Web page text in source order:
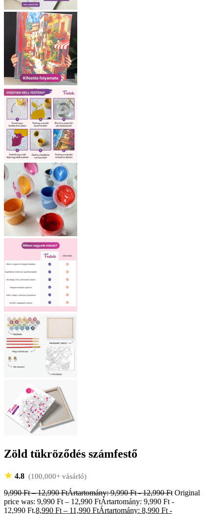
Zöld tükröződés számfestő
★ 4.8 (100,000+ vásárló)
9,990Ft – 12,990FtÁrtartomány: 9,990 Ft - 12,990 Ft Original
price was: 9,990 Ft – 12,990 FtÁrtartomány: 9,990 Ft -
12,990 Ft.8,990 Ft – 11,990 FtÁrtartomány: 8,990 Ft -